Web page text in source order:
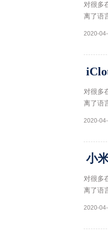
对很多
离了语
2020-
对很多
离了语
2020-
小
对很多
离了语
2020-